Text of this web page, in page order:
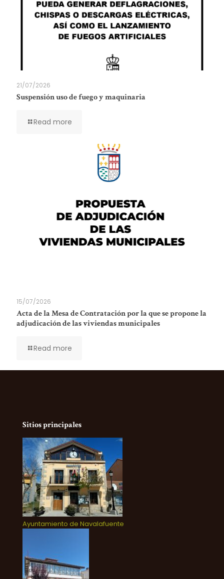
21/07/2026
Suspensión uso de fuego y maquinaria
Read more
15/07/2026
Acta de la Mesa de Contratación por la que se propone la
adjudicación de las viviendas municipales
Read more
Sitios principales
Ayuntamiento de Navalafuente